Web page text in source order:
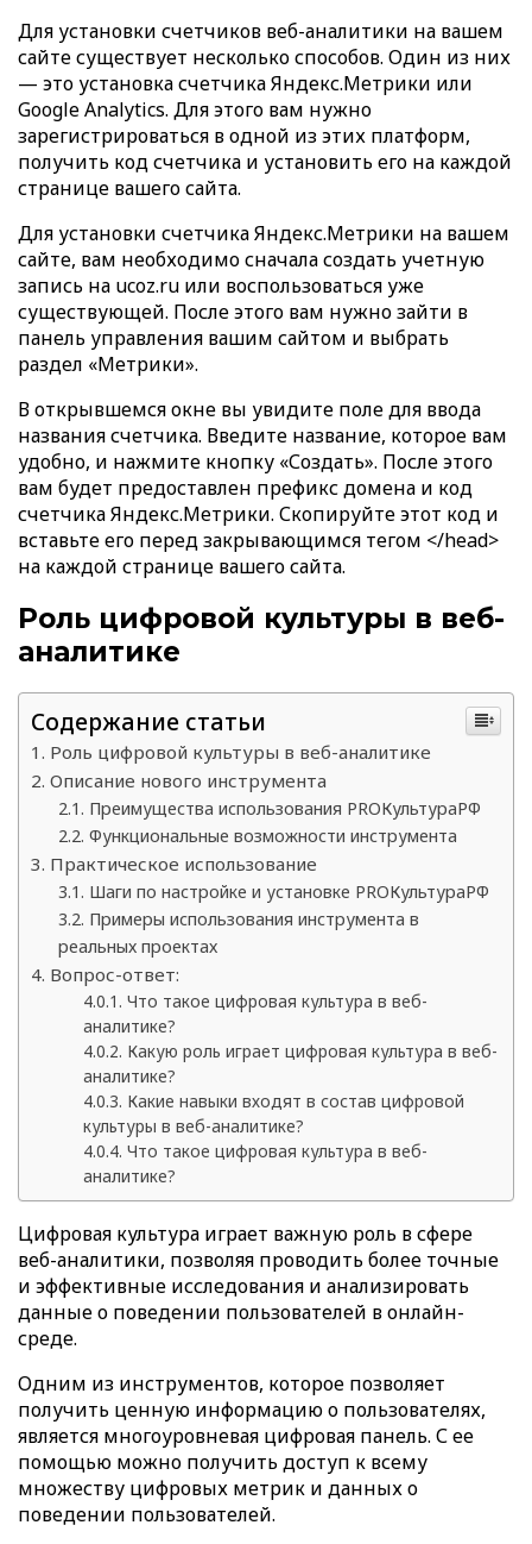
Для установки счетчиков веб-аналитики на вашем
сайте существует несколько способов. Один из них
— это установка счетчика Яндекс.Метрики или
Google Analytics. Для этого вам нужно
зарегистрироваться в одной из этих платформ,
получить код счетчика и установить его на каждой
странице вашего сайта.
Для установки счетчика Яндекс.Метрики на вашем
сайте, вам необходимо сначала создать учетную
запись на ucoz.ru или воспользоваться уже
существующей. После этого вам нужно зайти в
панель управления вашим сайтом и выбрать
раздел «Метрики».
В открывшемся окне вы увидите поле для ввода
названия счетчика. Введите название, которое вам
удобно, и нажмите кнопку «Создать». После этого
вам будет предоставлен префикс домена и код
счетчика Яндекс.Метрики. Скопируйте этот код и
вставьте его перед закрывающимся тегом </head>
на каждой странице вашего сайта.
Роль цифровой культуры в веб-
аналитике
Содержание статьи
Роль цифровой культуры в веб-аналитике
Описание нового инструмента
Преимущества использования PROКультураРФ
Функциональные возможности инструмента
Практическое использование
Шаги по настройке и установке PROКультураРФ
Примеры использования инструмента в
реальных проектах
Вопрос-ответ:
Что такое цифровая культура в веб-
аналитике?
Какую роль играет цифровая культура в веб-
аналитике?
Какие навыки входят в состав цифровой
культуры в веб-аналитике?
Что такое цифровая культура в веб-
аналитике?
Цифровая культура играет важную роль в сфере
веб-аналитики, позволяя проводить более точные
и эффективные исследования и анализировать
данные о поведении пользователей в онлайн-
среде.
Одним из инструментов, которое позволяет
получить ценную информацию о пользователях,
является многоуровневая цифровая панель. С ее
помощью можно получить доступ к всему
множеству цифровых метрик и данных о
поведении пользователей.